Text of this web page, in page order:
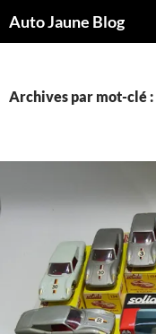
Auto Jaune Blog
Archives par mot-clé :